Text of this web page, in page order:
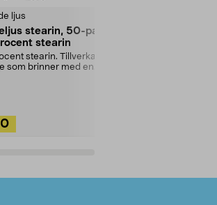
ljus
stearin, 50-pack,
stearin
stearin. Tillverkade i
som brinner med en